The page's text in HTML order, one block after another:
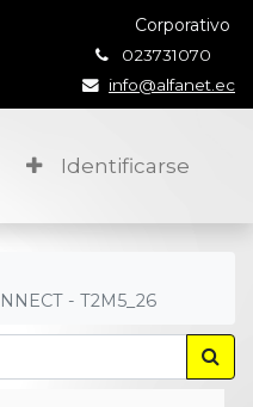
Corporativo
023731070
info@alfanet.ec
Identificarse
- T2M5_26